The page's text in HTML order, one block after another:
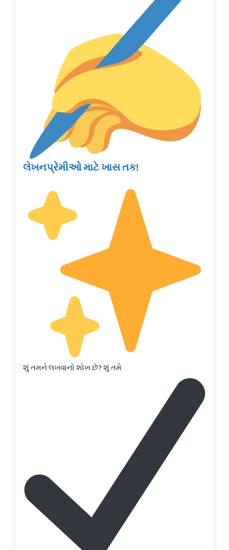
લેખનપ્રેમીઓ માટે ખાસ તક!
શું તમને લખવાનો શોખ છે? શું તમે